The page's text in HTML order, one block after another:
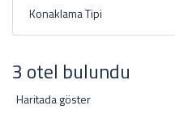
Konaklama Tipi
3 otel bulundu
Haritada göster